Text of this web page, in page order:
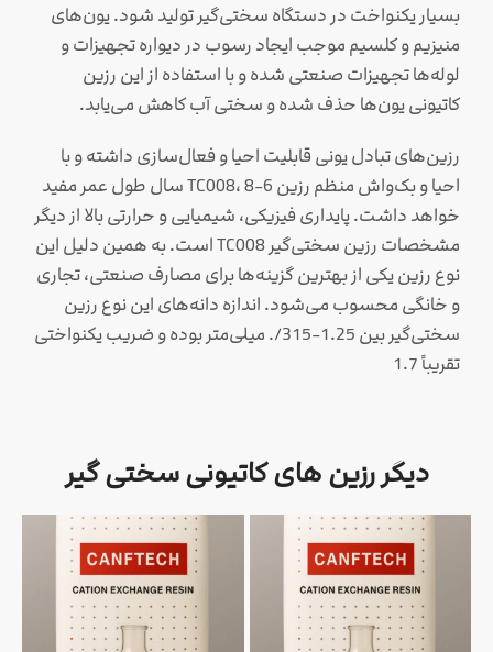
بسیار یکنواخت در دستگاه سختی‌گیر تولید شود. یون‌های
منیزیم و کلسیم موجب ایجاد رسوب در دیواره تجهیزات و
لوله‌ها تجهیزات صنعتی شده و با استفاده از این رزین
کاتیونی یون‌ها حذف شده و سختی آب کاهش می‌یابد.
رزین‌های تبادل یونی قابلیت احیا و فعال‌سازی داشته و با
احیا و بک‌واش منظم رزین TC008، 8-6 سال طول عمر مفید
خواهد داشت. پایداری فیزیکی، شیمیایی و حرارتی بالا از دیگر
مشخصات رزین سختی‌گیر TC008 است. به همین دلیل این
نوع رزین یکی از بهترین گزینه‌ها برای مصارف صنعتی، تجاری
و خانگی محسوب می‌شود. اندازه دانه‌های این نوع رزین
سختی‌گیر بین 1.25-315/. میلی‌متر بوده و ضریب یکنواختی
تقریباً 1.7
دیگر رزین های کاتیونی سختی گیر